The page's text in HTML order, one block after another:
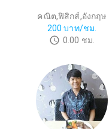
คณิต,ฟิสิกส์,อังกฤษ
200 บาท/ชม.
0.00 ชม.